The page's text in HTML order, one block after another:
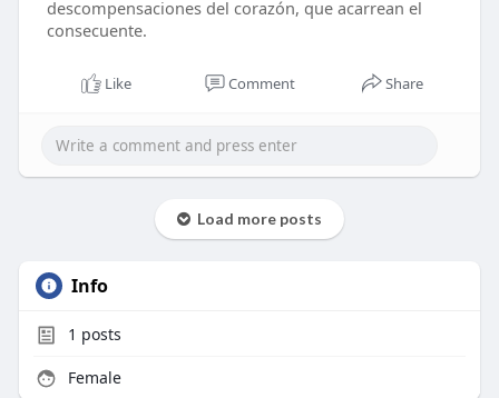
descompensaciones del corazón, que acarrean el
consecuente.
Like Comment Share
Load more posts
Info
1 posts
Female